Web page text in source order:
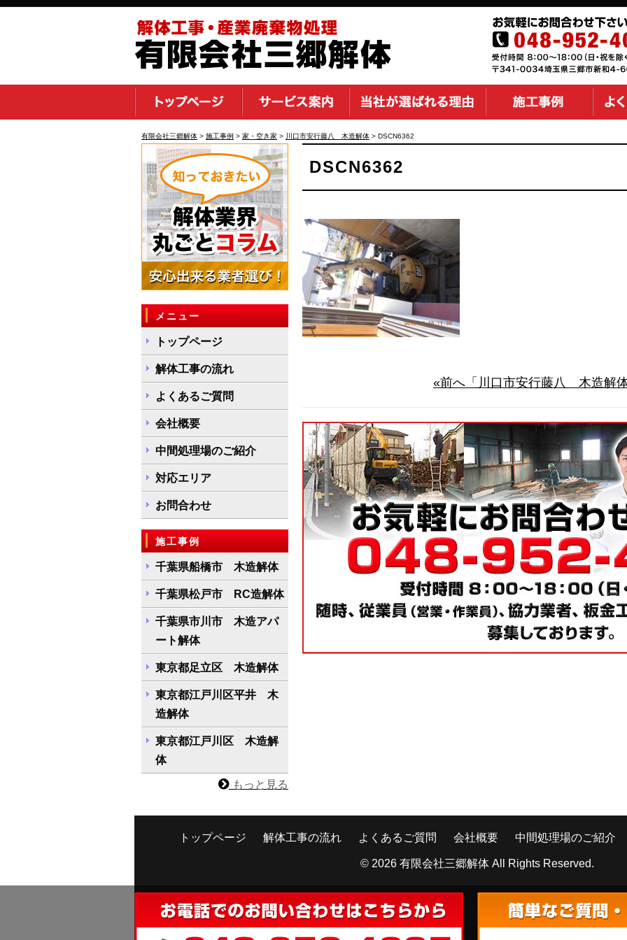
有限会社三郷解体 > 施工事例 > 家・空き家 > 川口市安行藤八 木造解体 > DSCN6362
DSCN6362
«前へ「川口市安行藤八 木造解
メニュー
トップページ
解体工事の流れ
よくあるご質問
会社概要
中間処理場のご紹介
対応エリア
お問合わせ
施工事例
千葉県船橋市 木造解体
千葉県松戸市 RC造解体
千葉県市川市 木造アパ
ート解体
東京都足立区 木造解体
東京都江戸川区平井 木
造解体
東京都江戸川区 木造解
体
もっと見る
トップページ 解体工事の流れ よくあるご質問 会社概要 中間処理場のご紹介
© 2026 有限会社三郷解体 All Rights Reserved.